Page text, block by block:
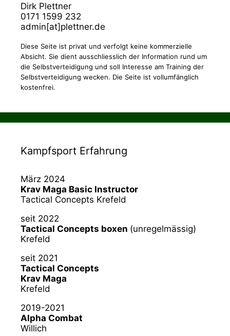
Dirk Plettner
0171 1599 232
admin[at]plettner.de
Diese Seite ist privat und verfolgt keine kommerzielle
Absicht. Sie dient ausschliesslich der Information rund um
die Selbstverteidigung und soll Interesse am Training der
Selbstverteidigung wecken. Die Seite ist vollumfänglich
kostenfrei.
Kampfsport Erfahrung
März 2024
Krav Maga Basic Instructor
Tactical Concepts Krefeld
seit 2022
Tactical Concepts boxen (unregelmässig)
Krefeld
seit 2021
Tactical Concepts
Krav Maga
Krefeld
2019-2021
Alpha Combat
Willich